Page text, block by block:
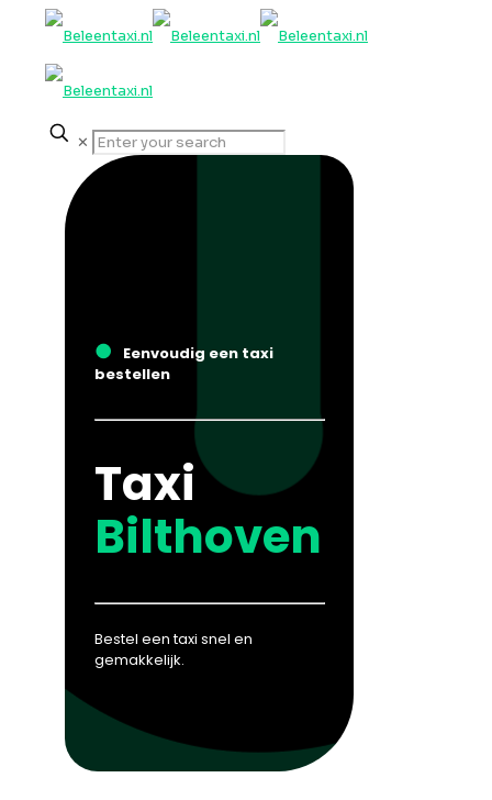
✕
●
Eenvoudig een taxi
bestellen
Taxi
Bilthoven
Bestel een taxi snel en
gemakkelijk.